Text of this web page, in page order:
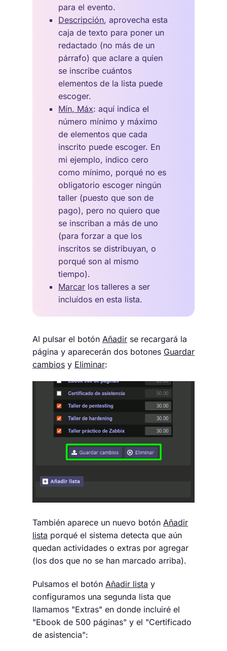
para el evento.
Descripción, aprovecha esta
caja de texto para poner un
redactado (no más de un
párrafo) que aclare a quien
se inscribe cuántos
elementos de la lista puede
escoger.
Mín, Máx: aquí indica el
número mínimo y máximo
de elementos que cada
inscrito puede escoger. En
mi ejemplo, indico cero
como mínimo, porqué no es
obligatorio escoger ningún
taller (puesto que son de
pago), pero no quiero que
se inscriban a más de uno
(para forzar a que los
inscritos se distribuyan, o
porqué son al mismo
tiempo).
Marcar los talleres a ser
incluídos en esta lista.
Al pulsar el botón Añadir se recargará la
página y aparecerán dos botones Guardar
cambios y Eliminar:
También aparece un nuevo botón Añadir
lista porqué el sistema detecta que aún
quedan actividades o extras por agregar
(los dos que no se han marcado arriba).
Pulsamos el botón Añadir lista y
configuramos una segunda lista que
llamamos "Extras" en donde incluiré el
"Ebook de 500 páginas" y el "Certificado
de asistencia":